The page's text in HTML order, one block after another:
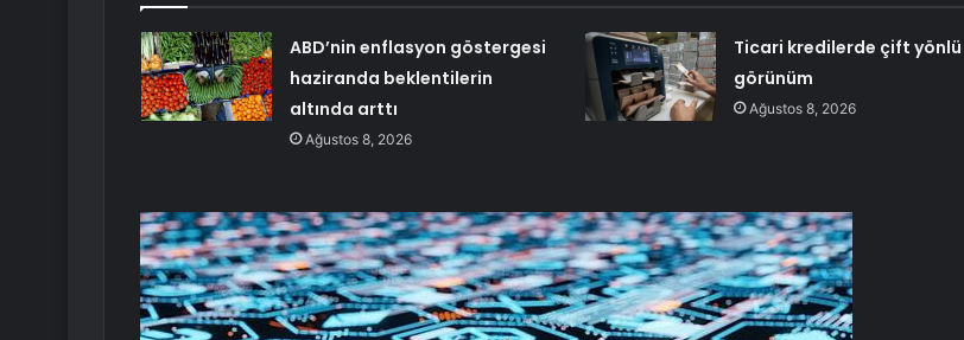
ABD’nin enflasyon göstergesi
haziranda beklentilerin
altında arttı
Ağustos 8, 2026
Ticari kredilerde çift yönlü
görünüm
Ağustos 8, 2026